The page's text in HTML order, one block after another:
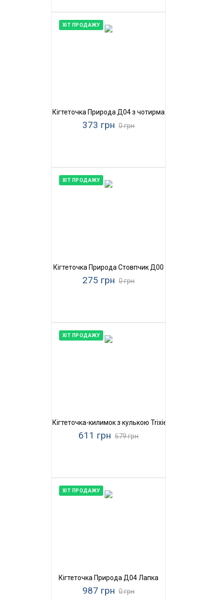
ХІТ ПРОДАЖУ
Кігтеточка Природа Д04 з чотирма бубонами
373 грн 0 грн
ХІТ ПРОДАЖУ
Кігтеточка Природа Стовпчик Д00
275 грн 0 грн
ХІТ ПРОДАЖУ
Кігтеточка-килимок з кулькою Trixie
611 грн 679 грн
ХІТ ПРОДАЖУ
Кігтеточка Природа Д04 Лапка
987 грн 0 грн